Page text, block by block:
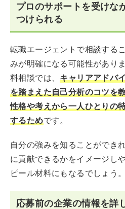
プロのサポートを受けな
つけられる
転職エージェントで相談する
みが明確になる可能性があり
料相談では、キャリアアドバ
を踏まえた自己分析のコツを
性格や考えから一人ひとりの
するためです。
自分の強みを知ることができ
に貢献できるかをイメージし
ピール材料にもなるでしょう。
応募前の企業の情報を詳